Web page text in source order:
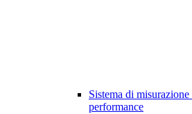
Sistema di
performance